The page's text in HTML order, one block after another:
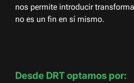
nos permite introducir
no es un fin en sí mismo.
Desde DRT optamos por: